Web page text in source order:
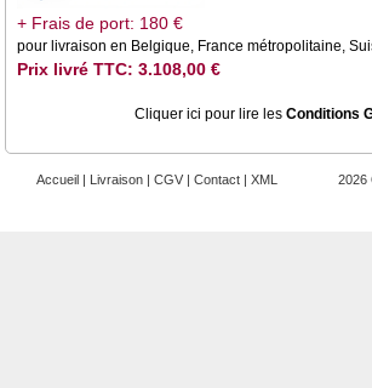
+ Frais de port: 180 €
pour livraison en Belgique, France métropolitaine,
Prix livré TTC: 3.108,00 €
Cliquer ici pour lire les Conditions
Accueil | Livraison | CGV | Contact | XML 2026